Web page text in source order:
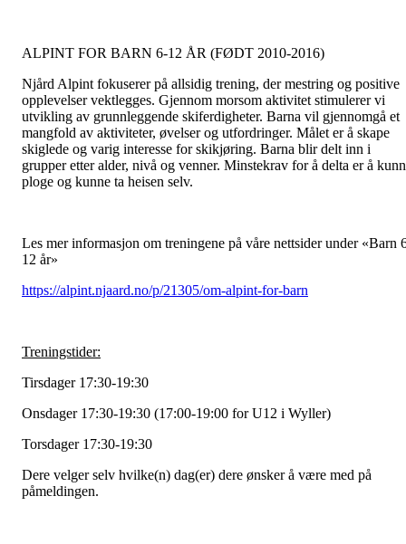
ALPINT FOR BARN 6-12 ÅR (FØDT 2010-2016)
Njård Alpint fokuserer på allsidig trening, der mestring og positive
opplevelser vektlegges. Gjennom morsom aktivitet stimulerer vi
utvikling av grunnleggende skiferdigheter. Barna vil gjennomgå et
mangfold av aktiviteter, øvelser og utfordringer. Målet er å skape
skiglede og varig interesse for skikjøring. Barna blir delt inn i
grupper etter alder, nivå og venner. Minstekrav for å delta er å
ploge og kunne ta heisen selv.
Les mer informasjon om treningene på våre nettsider under «Barn
12 år»
https://alpint.njaard.no/p/21305/om-alpint-for-barn
Treningstider:
Tirsdager 17:30-19:30
Onsdager 17:30-19:30 (17:00-19:00 for U12 i Wyller)
Torsdager 17:30-19:30
Dere velger selv hvilke(n) dag(er) dere ønsker å være med på
påmeldingen.